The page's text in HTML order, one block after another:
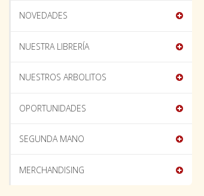
NOVEDADES
NUESTRA LIBRERÍA
NUESTROS ARBOLITOS
OPORTUNIDADES
SEGUNDA MANO
MERCHANDISING